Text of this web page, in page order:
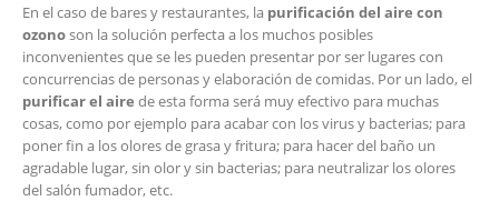
En el caso de bares y restaurantes, la purificación del aire con
ozonoson la solución perfecta a los muchos posibles
inconvenientes que se les pueden presentar por ser lugares con
concurrencias de personas y elaboración de comidas. Por un lado, el
purificar el aire de esta forma será muy efectivo para muchas
cosas, como por ejemplo para acabar con los virus y bacterias; para
poner fin a los olores de grasa y fritura; para hacer del baño un
agradable lugar, sin olor y sin bacterias; para neutralizar los olores
del salón fumador, etc.